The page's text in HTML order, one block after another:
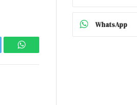
WhatsApp
WhatsApp